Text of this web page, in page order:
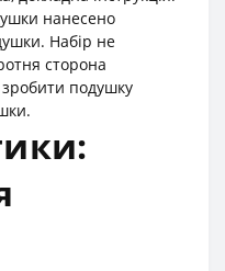
нанесено
Набір не
сторона
подушку